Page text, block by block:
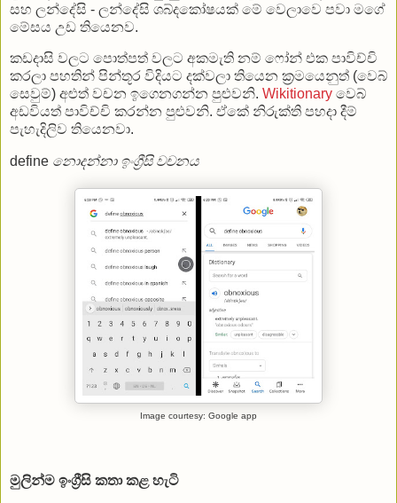
සහ ලන්දේසි - ලන්දේසි ශබ්දකෝෂයක් මේ වෙලාවෙ පවා මගේ
මේසය උඩ තියෙනව.
කඩදාසි වලට පොත්පත් වලට අකමැති නම් ෆෝන් එක පාවිච්චි
කරලා පහතින් පින්තූර විදියට දක්වලා තියෙන ක්‍රමයෙනුත් (වෙබ්
සෙවුම්) අළුත් වචන ඉගෙනගන්න පුළුවනි. Wikitionary වෙබ්
අඩවියත් පාවිච්චි කරන්න පුළුවනි. ඒකේ නිරුක්ති පහදා දීම්
පැහැදිලිව තියෙනවා.
define නොදන්නා ඉංග්‍රීසි වචනය
Image courtesy: Google app
මුලින්ම ඉංග්‍රීසි කතා කළ හැටි